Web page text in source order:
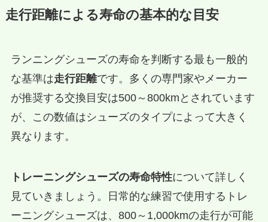
走行距離による寿命の基本的な目安
ランニングシューズの寿命を判断する最も一般的
な基準は走行距離です。多くの専門家やメーカー
が推奨する交換目安は500～800kmとされています
が、この数値はシューズのタイプによって大きく
異なります。
トレーニングシューズの寿命特性について詳しく
見ていきましょう。日常的な練習で使用するトレ
ーニングシューズは、800～1,000kmの走行が可能